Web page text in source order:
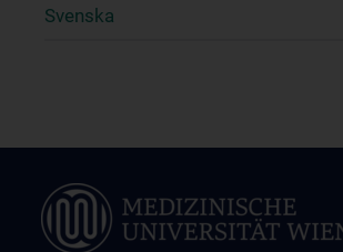
Svenska